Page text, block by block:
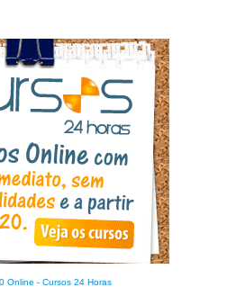
Online - Cursos 24 Horas